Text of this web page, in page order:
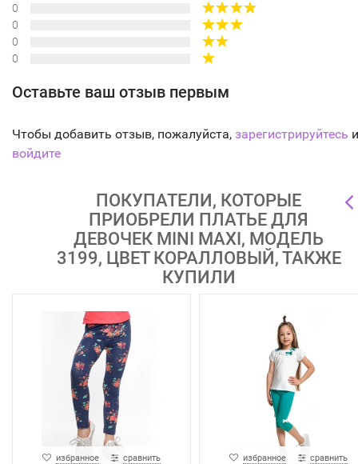
0
0
0
0
Оставьте ваш отзыв первым
Чтобы добавить отзыв, пожалуйста, зарегистрируйтесь
войдите
ПОКУПАТЕЛИ, КОТОРЫЕ
ПРИОБРЕЛИ ПЛАТЬЕ ДЛЯ
ДЕВОЧЕК MINI MAXI, МОДЕЛЬ
3199, ЦВЕТ КОРАЛЛОВЫЙ, ТАКЖЕ
КУПИЛИ
избранное сравнить избранное сравнить